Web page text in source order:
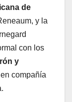
de
y la
con los
y
compañía